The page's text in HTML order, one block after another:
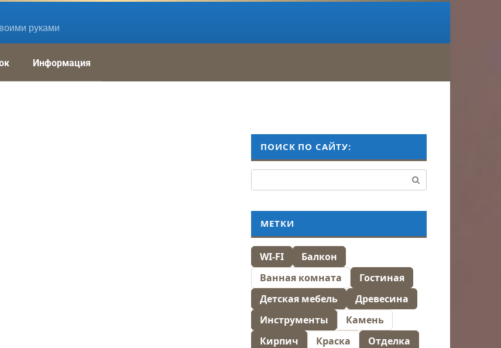
руками
Информация
ПОИСК ПО САЙТУ:
МЕТКИ
WI-FI
Балкон
Ванная комната
Гостиная
Детская мебель
Древесина
Инструменты
Камень
Кирпич
Краска
Отделка